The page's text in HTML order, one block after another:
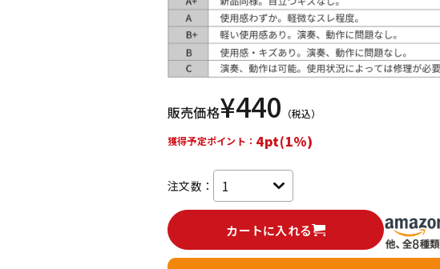
レコーディン
グ機器
配信/ライブ
機器
販売価格¥440 （税込）
獲得予定ポイント： 4pt(1%)
注文数：
カートに入れる